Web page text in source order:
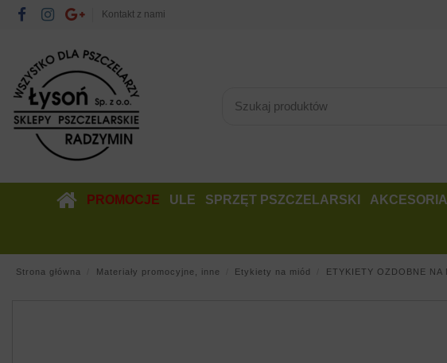
Kontakt z nami
PROMOCJE ULE SPRZĘT PSZCZELARSKI AKCESORIA
Strona główna Materiały promocyjne, inne Etykiety na miód ETYKIETY OZDOBNE NA